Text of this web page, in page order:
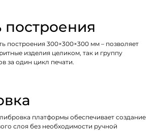
построения
построения 300×300×300 мм – позволяет
изделия целиком, так и группу
за один цикл печати.
платформы обеспечивает создание
слоя без необходимости ручной